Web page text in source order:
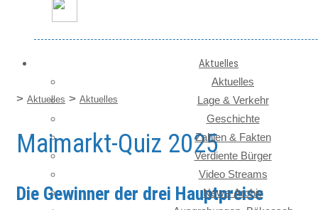
Aktuelles
Aktuelles
Lage & Verkehr
Geschichte
Zahlen & Fakten
Verdiente Bürger
Video Streams
News-Archiv
> Aktuelles > Aktuelles
Maimarkt-Quiz 2025
Die Gewinner der drei Hauptpreise